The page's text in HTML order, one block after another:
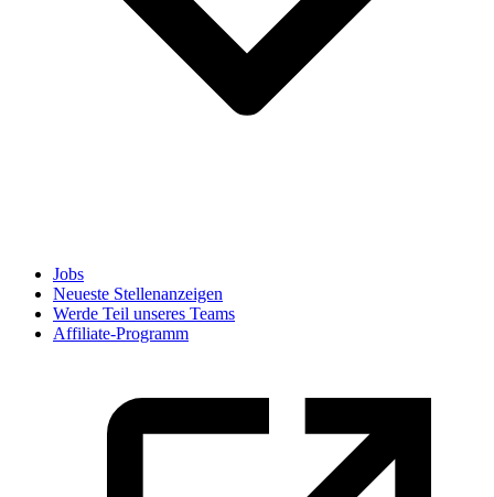
Jobs
Neueste Stellenanzeigen
Werde Teil unseres Teams
Affiliate-Programm